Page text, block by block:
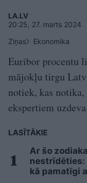
LA.LV
20:25, 27. marts 2024
Ziņas
Ekonomika
Euribor procentu
mājokļu tirgu
notiek, kas
ekspertiem
LASĪTĀKIE
Ar šo
nestrīdēties:
kā pamatīgi